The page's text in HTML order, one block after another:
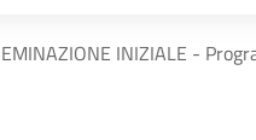
INIZIALE -